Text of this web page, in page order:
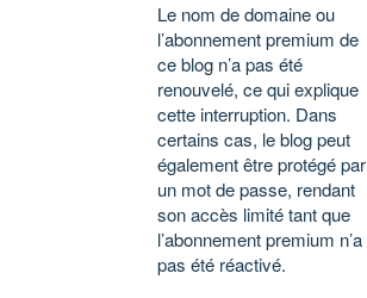
Le nom de domaine ou
l’abonnement premium de
ce blog n’a pas été
renouvelé, ce qui explique
cette interruption. Dans
certains cas, le blog peut
également être protégé par
un mot de passe, rendant
son accès limité tant que
l’abonnement premium n’a
pas été réactivé.